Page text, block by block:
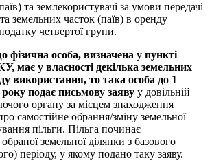
та землекористувачі за умови передачі
земельних часток (паїв) в оренду
четвертої групи.
фізична особа, визначена у пункті
має у власності декілька земельних
використання, то така особа до 1
подає письмову заяву у довільній
органу за місцем знаходження
самостійне обрання/зміну земельної
пільги. Пільга починає
земельної ділянки з базового
періоду, у якому подано таку заяву.